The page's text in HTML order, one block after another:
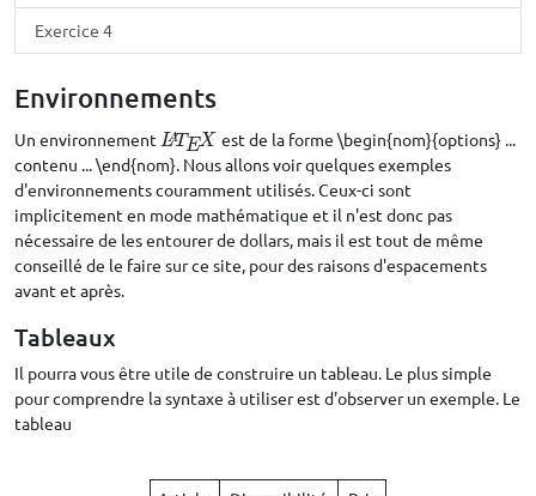
Exercice 4
Environnements
Un environnement LATEX
LATEX est de la forme\begin
\begin{nom}{options} ...
contenu ... \end{nom}. Nous allons voir quelques exemples
d'environnements couramment utilisés. Ceux-ci sont
implicitement en mode mathématique et il n'est donc pas
nécessaire de les entourer de dollars, mais il est tout de même
conseillé de le faire sur ce site, pour des raisons d'espacements
avant et après.
Tableaux
Il pourra vous être utile de construire un tableau. Le plus simple
pour comprendre la syntaxe à utiliser est d'observer un exemple. Le
tableau